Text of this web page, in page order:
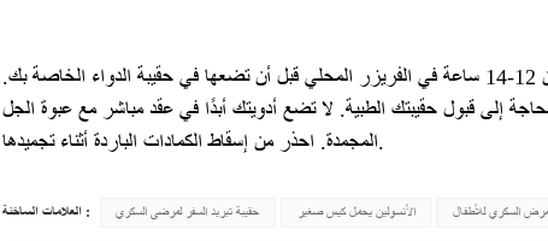
قم دائمًا بتجميد عبوات الجل الخاصة بك لمدة لا تقل عن 12-14 ساعة في الفريزر المحلي قبل أن تضعها في حقيبة الدواء الخاصة بك.
بحاجة إلى قبول حقيبتك الطبية. لا تضع أدويتك أبدًا في عقد مباشر مع عبوة الجل
المجمدة. احذر من إسقاط الكمادات الباردة أثناء تجميدها.
العلامات الساخنة : حقيبة تبريد السفر لمرضى السكري الأنسولين يحمل كيس صغير السكري للأطفال